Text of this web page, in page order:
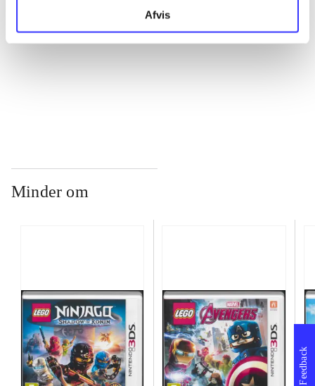
Afvis
Minder om
Feedback